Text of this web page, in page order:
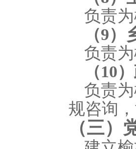
负责
（9）
负责
（10
负责
规咨询
（三）